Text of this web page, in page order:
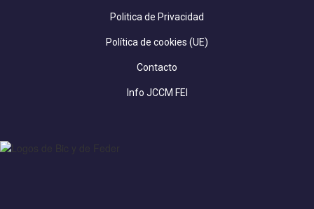
Politica de Privacidad
Política de cookies (UE)
Contacto
Info JCCM FEI